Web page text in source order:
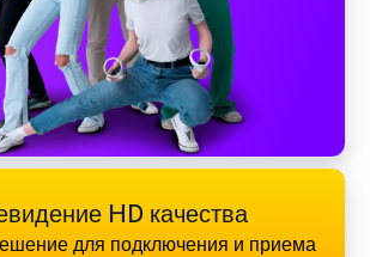
HD качества
для подключения и приема